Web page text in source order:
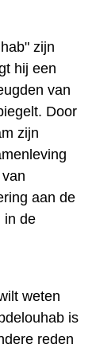
zijn
​​hij een
van
Door
zijn
aan de
in de
weten
is
reden